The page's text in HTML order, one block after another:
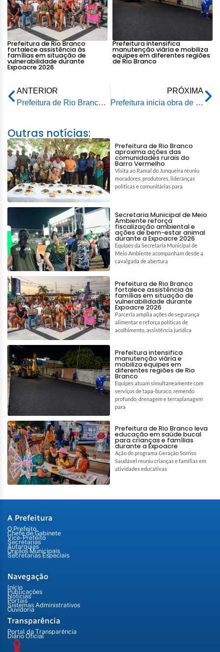
Prefeitura de Rio Branco
fortalece assistência às
famílias em situação de
vulnerabilidade durante
Expoacre 2026
Prefeitura intensifica
manutenção viária e mobiliza
equipes em diferentes regiões
de Rio Branco
ANTERIOR
Prefeitura de Rio Branco entrega quadra do bairro Carandá revitalizada
PRÓXIMA
Prefeitura inicia obra de revitalização na Estrada da Floresta
Outras notícias:
Prefeitura de Rio Branco
aproxima ações das
comunidades rurais do
Barro Vermelho
Visita ao Ramal do Junqueira reuniu
moradores, produtores, lideranças
políticas e comunitárias para
Secretaria Municipal de Meio
Ambiente reforça
fiscalização ambiental e
ações de bem-estar animal
durante a Expoacre 2026
Equipes da Secretaria Municipal de
Meio Ambiente acompanham desde a
cavalgada de abertura
Prefeitura de Rio Branco
fortalece assistência às
famílias em situação de
vulnerabilidade durante
Expoacre 2026
Parceria amplia ações de segurança
alimentar e reforça políticas de
acolhimento, assistência jurídica
Prefeitura intensifica
manutenção viária e
mobiliza equipes em
diferentes regiões de Rio
Branco
Equipes atuam simultaneamente com
serviços de tapa-buraco, remendo
profundo, drenagem e terraplanagem
para
Prefeitura de Rio Branco leva
educação em saúde bucal
para crianças e famílias
durante a Expoacre
Ação do programa Geração Sorriso
Saudável reuniu crianças e famílias em
atividades educativas
A Prefeitura
O Prefeito
Chefe de Gabinete
Vice-Prefeito
Secretarias
Autarquias
Órgãos Municipais
Secretarias Especiais
Navegação
Início
Publicações
Notícias
Portais
Sistemas Administrativos
Ouvidoria
Transparência
Portal da Transparência
Diário Oficial